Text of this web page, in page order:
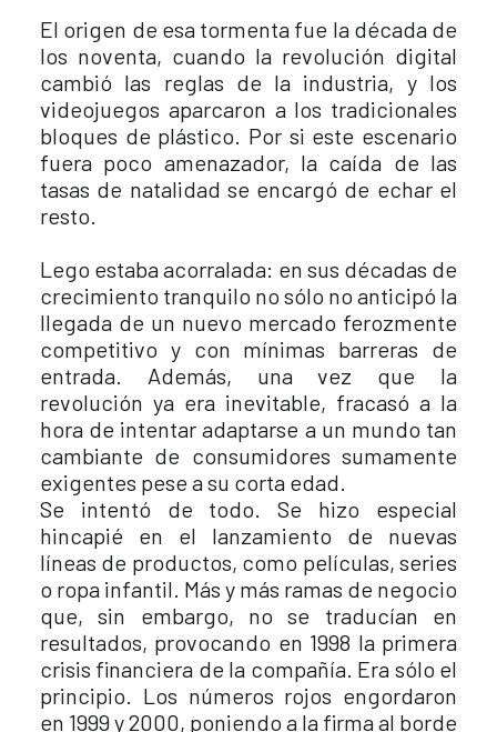
El origen de esa tormenta fue la década de
los noventa, cuando la revolución digital
cambió las reglas de la industria, y los
videojuegos aparcaron a los tradicionales
bloques de plástico. Por si este escenario
fuera poco amenazador, la caída de las
tasas de natalidad se encargó de echar el
resto.
Lego estaba acorralada: en sus décadas de
crecimiento tranquilo no sólo no anticipó la
llegada de un nuevo mercado ferozmente
competitivo y con mínimas barreras de
entrada. Además, una vez que la
revolución ya era inevitable, fracasó a la
hora de intentar adaptarse a un mundo tan
cambiante de consumidores sumamente
exigentes pese a su corta edad.
Se intentó de todo. Se hizo especial
hincapié en el lanzamiento de nuevas
líneas de productos, como películas, series
o ropa infantil. Más y más ramas de negocio
que, sin embargo, no se traducían en
resultados, provocando en 1998 la primera
crisis financiera de la compañía. Era sólo el
principio. Los números rojos engordaron
en 1999 y 2000, poniendo a la firma al borde